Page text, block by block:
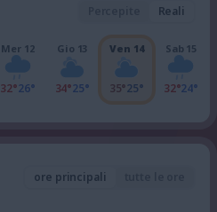
Reali
Mer 12
32°26°
Gio 13
34°25°
Ven 14
35°25°
Sab 15
32°24°
ore principali